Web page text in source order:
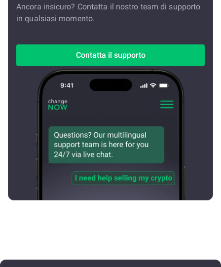
Ancora insicuro? Contatta il nostro team di supporto
in qualsiasi momento.
Contatta il supporto